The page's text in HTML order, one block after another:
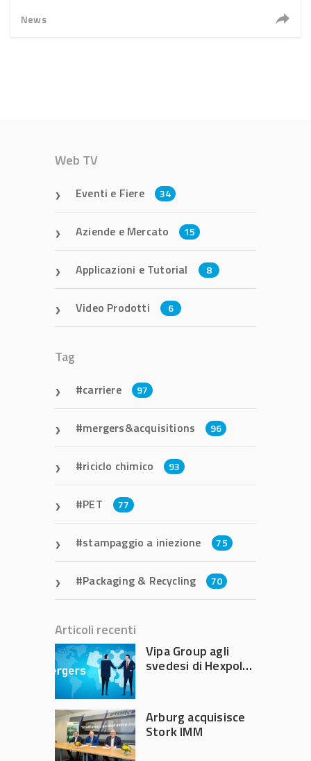
News
Web TV
Eventi e Fiere 34
Aziende e Mercato 15
Applicazioni e Tutorial 8
Video Prodotti 6
Tag
carriere 97
mergers&acquisitions 96
riciclo chimico 93
PET 77
stampaggio a iniezione 75
Packaging & Recycling 70
Articoli recenti
Vipa Group agli
svedesi di Hexpol
Arburg acquisisce
Stork IMM